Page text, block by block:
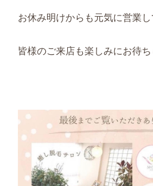
お休み明けからも元気に営業
皆様のご来店も楽しみにお待